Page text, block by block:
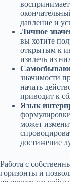
давление и
Личное
вы хотите
открытым к
извлечь из
значимости
начать
приводит к
Язык
может
достижение
Работа с
горизонты и